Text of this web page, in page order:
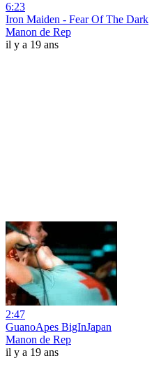
6:23
Iron Maiden - Fear Of The Dark
Manon de Rep
il y a 19 ans
2:47
GuanoApes BigInJapan
Manon de Rep
il y a 19 ans